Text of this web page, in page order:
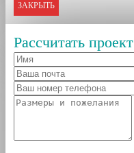
ЗАКРЫТЬ
Рассчитать проект